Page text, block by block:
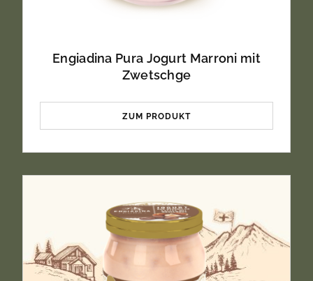
Engiadina Pura Jogurt Marroni mit
Zwetschge
ZUM PRODUKT